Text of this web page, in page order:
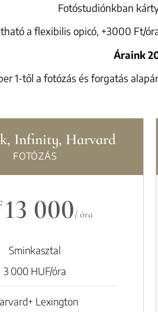
Fotóstudiónkban
a flexibilis opicó, +3000 Ft/
Áraink
1-től a fotózás és forgatás
Infinity, Harvard
FOTÓZÁS
13 000/ óra
Sminkasztal
3 000 HUF/óra
Lexington